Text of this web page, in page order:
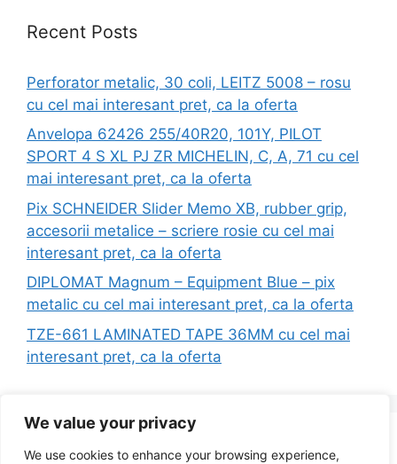
We value your privacy
We use cookies to enhance your browsing experience,
Recent Posts
Perforator metalic, 30 coli, LEITZ 5008 – rosu
cu cel mai interesant pret, ca la oferta
Anvelopa 62426 255/40R20, 101Y, PILOT
SPORT 4 S XL PJ ZR MICHELIN, C, A, 71 cu cel
mai interesant pret, ca la oferta
Pix SCHNEIDER Slider Memo XB, rubber grip,
accesorii metalice – scriere rosie cu cel mai
interesant pret, ca la oferta
DIPLOMAT Magnum – Equipment Blue – pix
metalic cu cel mai interesant pret, ca la oferta
TZE-661 LAMINATED TAPE 36MM cu cel mai
interesant pret, ca la oferta
Search